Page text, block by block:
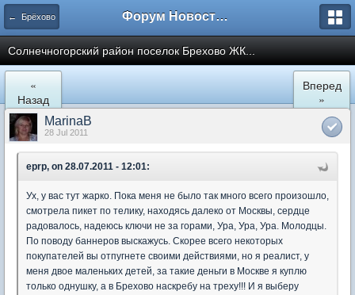
← Брёхово Форум Новостройки
Cолнечногорский район поселок Брехово ЖК...
«
Назад
Вперед
»
MarinaB
28 Jul 2011
eprp, on 28.07.2011 - 12:01:
Ух, у вас тут жарко. Пока меня не было так много всего произошло,
смотрела пикет по телику, находясь далеко от Москвы, сердце
радовалось, надеюсь ключи не за горами, Ура, Ура, Ура. Молодцы.
По поводу баннеров выскажусь. Скорее всего некоторых
покупателей вы отпугнете своими действиями, но я реалист, у
меня двое маленьких детей, за такие деньги в Москве я куплю
только однушку, а в Брехово наскребу на треху!!! И я выберу